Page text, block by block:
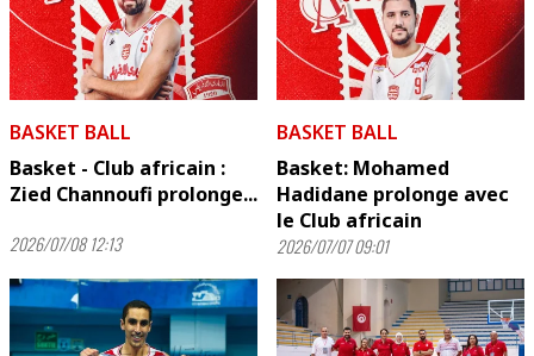
BASKET BALL
Basket - Club africain :
Zied Channoufi prolonge...
2026/07/08 12:13
BASKET BALL
Basket: Mohamed
Hadidane prolonge avec
le Club africain
2026/07/07 09:01